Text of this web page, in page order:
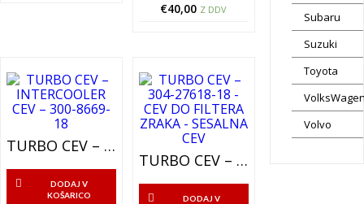
€40,00 Z DDV
TURBO CEV – INTERCOOLER CEV – 300-8669-18
DODAJ V
KOŠARICO
TURBO CEV – 304-27618-18 – CEV DO FILTERA ZRAKA – SESALNA CEV
DODAJ V
Subaru
Suzuki
Toyota
Volvo